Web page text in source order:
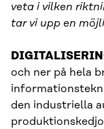
veta i vilken
tar vi upp en
och ner på hela
den industriella